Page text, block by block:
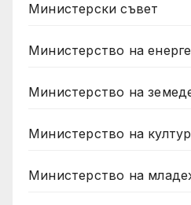
Министерски съвет
Министерство на
Министерство на
Министерство на
Министерство на